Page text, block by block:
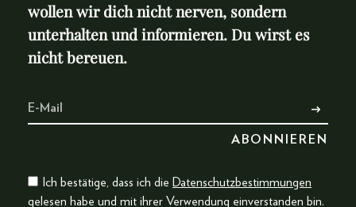
wollen wir dich nicht nerven, sondern
unterhalten und informieren. Du wirst es
nicht bereuen.
Ich bestätige, dass ich die Datenschutzbestimmungen
gelesen habe und mit ihrer Verwendung einverstanden bin.